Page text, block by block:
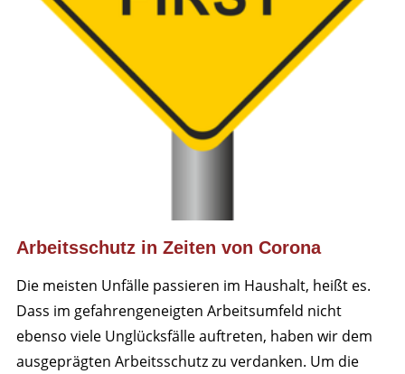
Arbeitsschutz in Zeiten von Corona
Die meisten Unfälle passieren im Haushalt, heißt es.
Dass im gefahrengeneigten Arbeitsumfeld nicht
ebenso viele Unglücksfälle auftreten, haben wir dem
ausgeprägten Arbeitsschutz zu verdanken. Um die